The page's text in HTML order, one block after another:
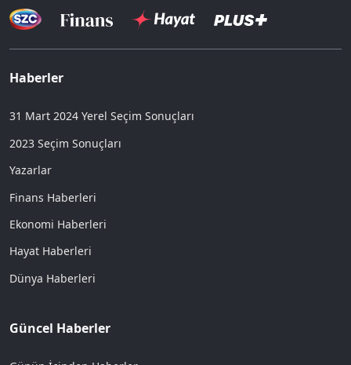
Haberler
31 Mart 2024 Yerel Seçim Sonuçları
2023 Seçim Sonuçları
Yazarlar
Finans Haberleri
Ekonomi Haberleri
Hayat Haberleri
Dünya Haberleri
Güncel Haberler